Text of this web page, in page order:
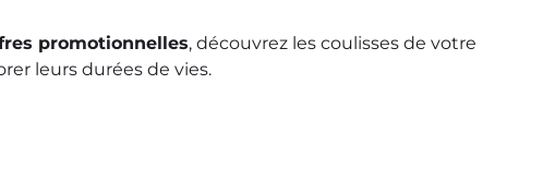
promotionnelles, découvrez les coulisses de votre
leurs durées de vies.